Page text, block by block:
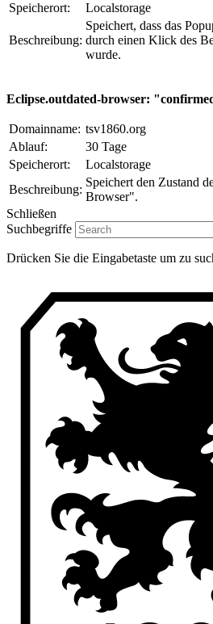
Speicherort:
Localstorage
Beschreibung:
Speichert, dass das
durch einen Klick des
wurde.
Eclipse.outdated-browser:
Domainname: tsv1860.org
Ablauf:
30 Tage
Speicherort:
Localstorage
Beschreibung:
Speichert den Zustand
Browser".
Schließen
Suchbegriffe
Drücken Sie die Eingabetaste um zu